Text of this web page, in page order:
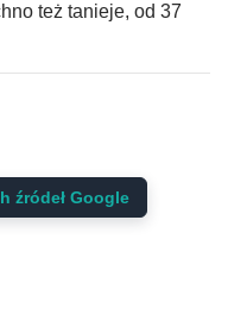
też tanieje, od 37
źródeł Google